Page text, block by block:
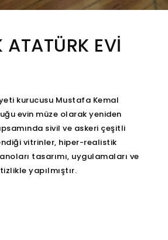
ATATÜRK EVİ
kurucusu Mustafa Kemal
evin müze olarak yeniden
sivil ve askeri çeşitli
vitrinler, hiper-realistik
tasarımı, uygulamaları ve
yapılmıştır.